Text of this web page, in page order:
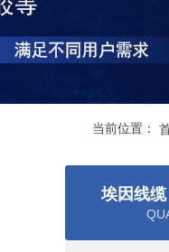
当前位置：
埃因线缆